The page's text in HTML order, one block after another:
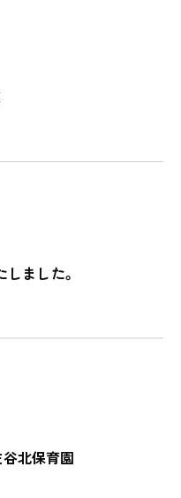
報
YOUTUBE
ました。
北保育園